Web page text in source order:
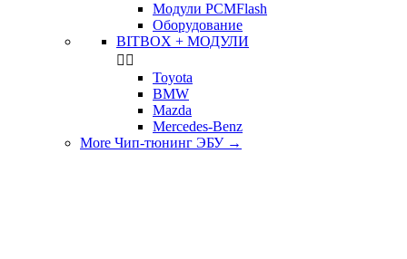
Модули PCMFlash
Оборудование
BITBOX + МОДУЛИ
 
Toyota
BMW
Mazda
Mercedes-Benz
More Чип-тюнинг ЭБУ →